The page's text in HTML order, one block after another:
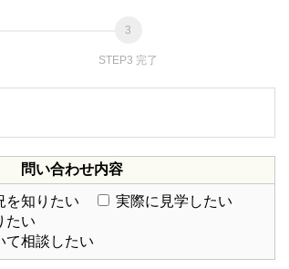
STEP3 完了
問い合わせ内容
を知りたい
実際に見学したい
たい
て相談したい